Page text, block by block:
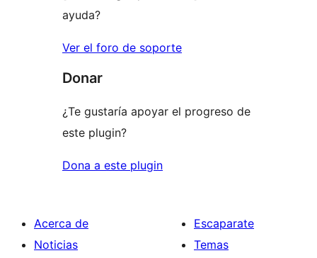
ayuda?
Ver el foro de soporte
Donar
¿Te gustaría apoyar el progreso de
este plugin?
Dona a este plugin
Acerca de
Noticias
Escaparate
Temas